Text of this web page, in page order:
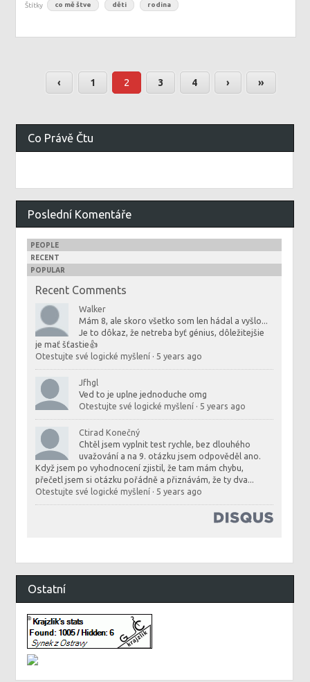
Štítky co mě štve děti rodina
‹ 1 2 3 4 › »
Co Právě Čtu
Poslední Komentáře
PEOPLE
RECENT
POPULAR
Recent Comments
Walker
Mám 8, ale skoro všetko som len hádal a vyšlo...
Je to dôkaz, že netreba byť génius, dôležitejšie
je mať šťastie👍
Otestujte své logické myšlení · 5 years ago
Jfhgl
Ved to je uplne jednoduche omg
Otestujte své logické myšlení · 5 years ago
Ctirad Konečný
Chtěl jsem vyplnit test rychle, bez dlouhého
uvažování a na 9. otázku jsem odpověděl ano.
Když jsem po vyhodnocení zjistil, že tam mám chybu,
přečetl jsem si otázku pořádně a přiznávám, že ty dva...
Otestujte své logické myšlení · 5 years ago
Ostatní